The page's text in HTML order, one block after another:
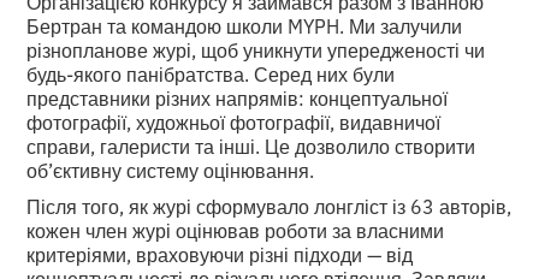
Бертран та командою школи MYPH. Ми залучили
різнопланове журі, щоб уникнути упередженості чи
будь-якого панібратства. Серед них були
представники різних напрямів: концептуальної
фотографії, художньої фотографії, видавничої
справи, галеристи та інші. Це дозволило створити
об’єктивну систему оцінювання.
Після того, як журі сформувало лонгліст із 63 авторів,
кожен член журі оцінював роботи за власними
критеріями, враховуючи різні підходи — від